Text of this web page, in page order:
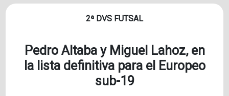
2ª DVS FUTSAL
Pedro Altaba y Miguel Lahoz, en
la lista definitiva para el Europeo
sub-19